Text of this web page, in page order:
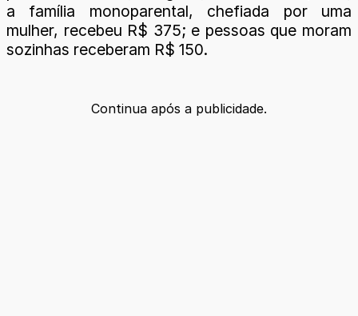
a família monoparental, chefiada por uma
mulher, recebeu R$ 375; e pessoas que moram
sozinhas receberam R$ 150.
Continua após a publicidade.